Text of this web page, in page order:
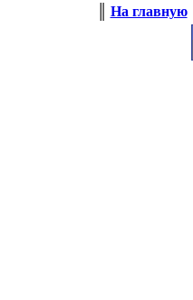
На главную